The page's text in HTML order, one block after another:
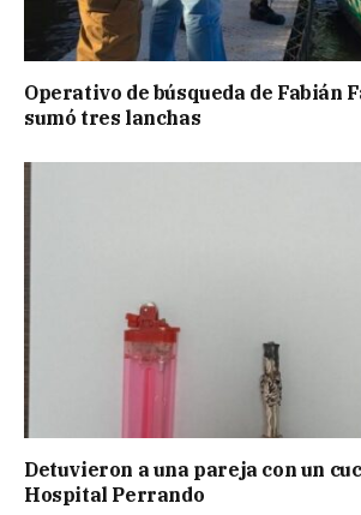
Operativo de búsqueda de Fabián
sumó tres lanchas
Detuvieron a una pareja con un
Hospital Perrando